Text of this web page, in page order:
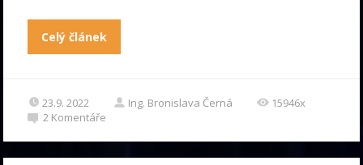
Celý článek
23.9. 2022 Ing. Bronislava Černá
15946x
2 Komentáře